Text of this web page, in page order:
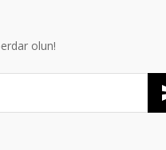
olun!